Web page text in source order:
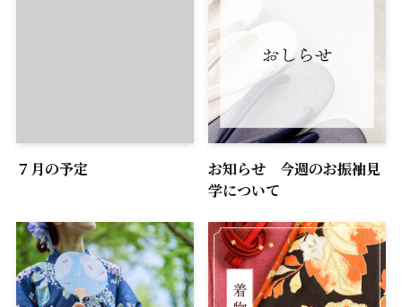
７月の予定
お知らせ 今週のお振袖見
学について